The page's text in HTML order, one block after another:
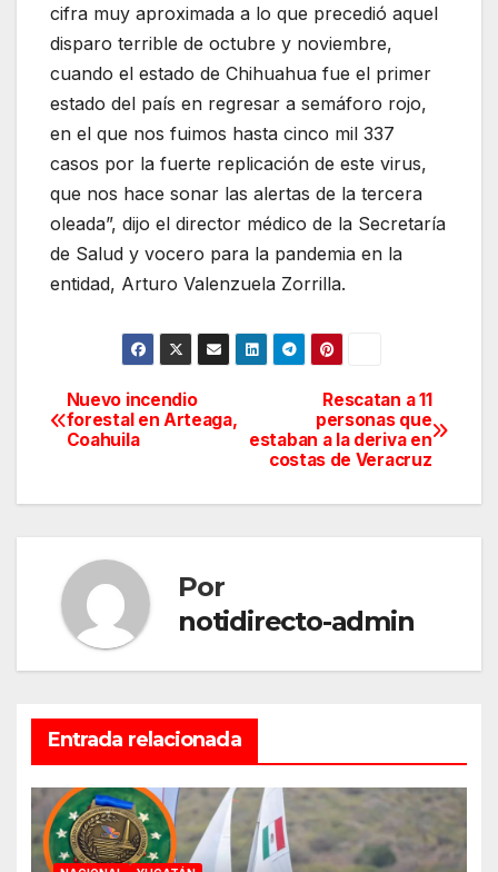
cifra muy aproximada a lo que precedió aquel
disparo terrible de octubre y noviembre,
cuando el estado de Chihuahua fue el primer
estado del país en regresar a semáforo rojo,
en el que nos fuimos hasta cinco mil 337
casos por la fuerte replicación de este virus,
que nos hace sonar las alertas de la tercera
oleada”, dijo el director médico de la Secretaría
de Salud y vocero para la pandemia en la
entidad, Arturo Valenzuela Zorrilla.
Navegación
de
entradas
Rescatan a 11
personas que
estaban a la deriva en
costas de Veracruz
Nuevo incendio
forestal en Arteaga,
Coahuila
Por
notidirecto-admin
Entrada relacionada